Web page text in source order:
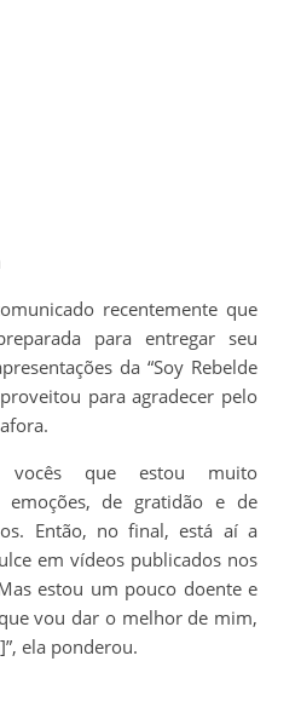
recentemente que
para entregar seu
da “Soy Rebelde
para agradecer pelo
vocês que estou muito
emoções, de gratidão e de
Então, no final, está aí a
em vídeos publicados nos
estou um pouco doente e
vou dar o melhor de mim,
ela ponderou.